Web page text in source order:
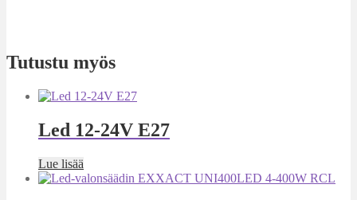
Tutustu myös
Led 12-24V E27
Lue lisää